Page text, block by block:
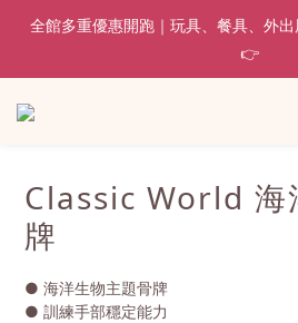
全館多重優惠開跑｜玩具、餐具、外
👉
Classic World 海
牌
● 海洋生物主題骨牌
● 訓練手部穩定能力